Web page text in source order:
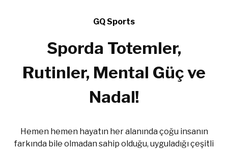
GQ Sports
Sporda Totemler,
Rutinler, Mental Güç ve
Nadal!
Hemen hemen hayatın her alanında çoğu insanın
farkında bile olmadan sahip olduğu, uyguladığı çeşitli